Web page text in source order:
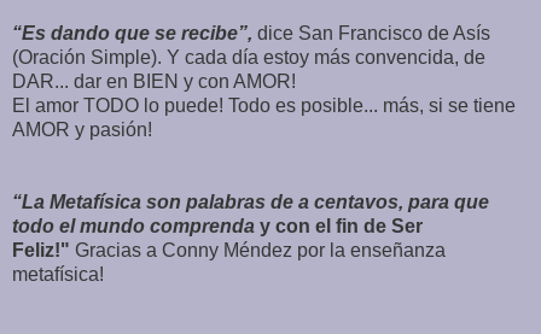
“Es dando que se recibe”, dice San Francisco de Asís
(Oración Simple). Y cada día estoy más convencida, de
DAR... dar en BIEN y con AMOR!
El amor TODO lo puede! Todo es posible... más, si se tiene
AMOR y pasión!
“La Metafísica son palabras de a centavos, para que
todo el mundo comprenda y con el fin de Ser
Feliz!" Gracias a Conny Méndez por la enseñanza
metafísica!